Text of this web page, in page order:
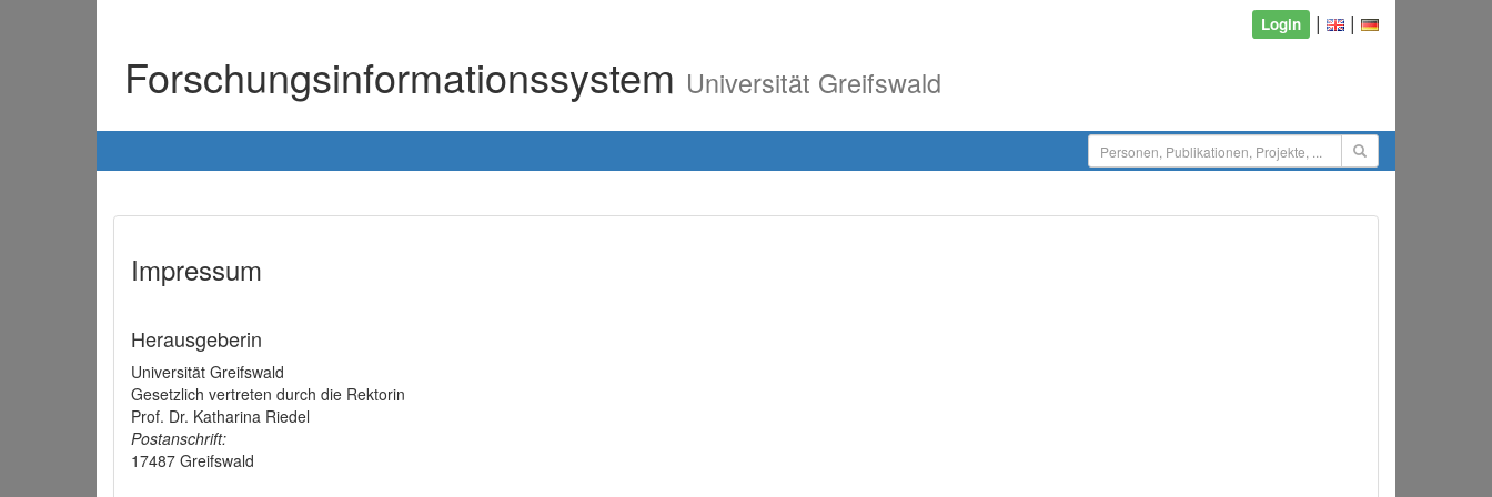
Login | |
Forschungsinformationssystem Universität Greifswald
Impressum
Herausgeberin
Universität Greifswald
Gesetzlich vertreten durch die Rektorin
Prof. Dr. Katharina Riedel
Postanschrift:
17487 Greifswald